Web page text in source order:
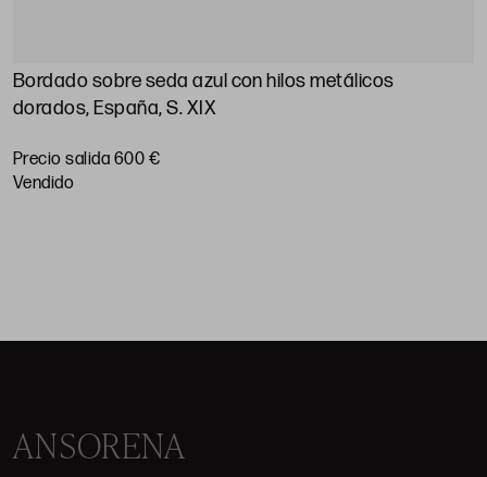
Bordado sobre seda azul con hilos metálicos
dorados, España, S. XIX
Precio salida 600 €
vendido
ANSORENA